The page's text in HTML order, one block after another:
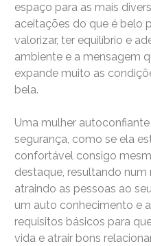
espaço para as mais
aceitações do que é belo
valorizar, ter equilíbrio e
ambiente e a mensagem
expande muito as
bela.
Uma mulher
segurança, como se ela
confortável consigo
destaque, resultando
atraindo as pessoas ao
um auto conhecimento e
requisitos básicos para
vida e atrair bons